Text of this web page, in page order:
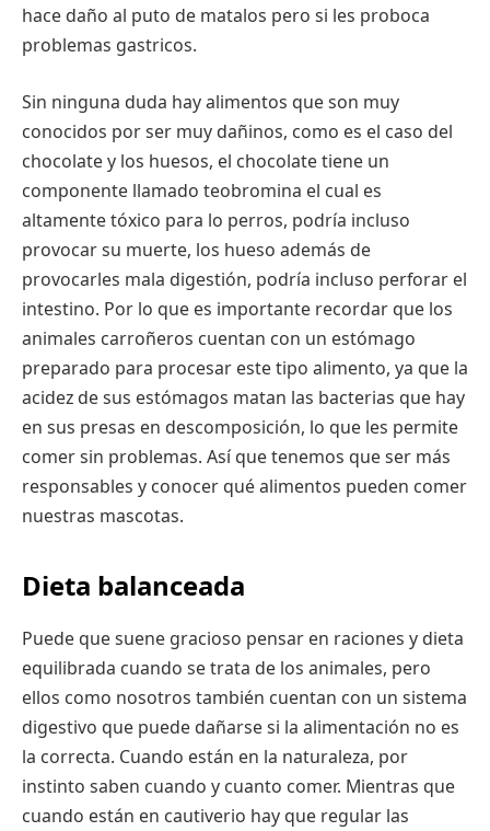
hace daño al puto de matalos pero si les proboca
problemas gastricos.
Sin ninguna duda hay alimentos que son muy
conocidos por ser muy dañinos, como es el caso del
chocolate y los huesos, el chocolate tiene un
componente llamado teobromina el cual es
altamente tóxico para lo perros, podría incluso
provocar su muerte, los hueso además de
provocarles mala digestión, podría incluso perforar el
intestino. Por lo que es importante recordar que los
animales carroñeros cuentan con un estómago
preparado para procesar este tipo alimento, ya que la
acidez de sus estómagos matan las bacterias que hay
en sus presas en descomposición, lo que les permite
comer sin problemas. Así que tenemos que ser más
responsables y conocer qué alimentos pueden comer
nuestras mascotas.
Dieta balanceada
Puede que suene gracioso pensar en raciones y dieta
equilibrada cuando se trata de los animales, pero
ellos como nosotros también cuentan con un sistema
digestivo que puede dañarse si la alimentación no es
la correcta. Cuando están en la naturaleza, por
instinto saben cuando y cuanto comer. Mientras que
cuando están en cautiverio hay que regular las